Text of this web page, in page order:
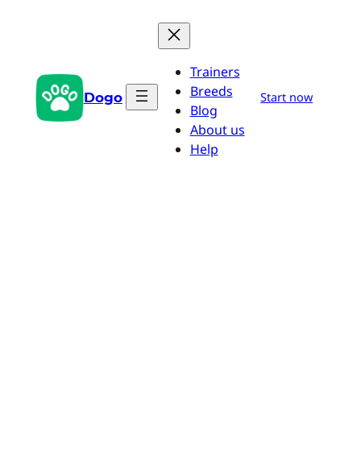
Dogo
Trainers
Breeds
Blog
About us
Help
Start now